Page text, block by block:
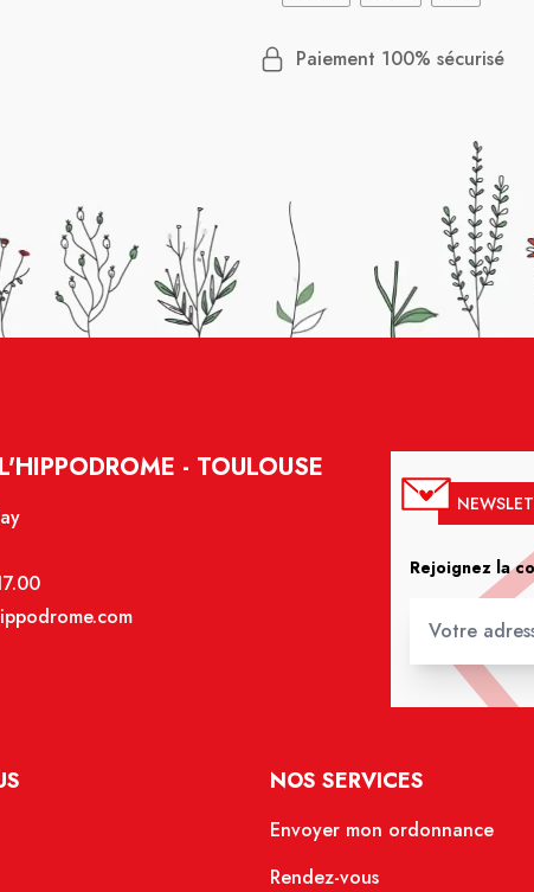
Paiement 100% sécurisé
- TOULOUSE
Rejoignez la
NOS SERVICES
Envoyer mon ordonnance
Rendez-vous